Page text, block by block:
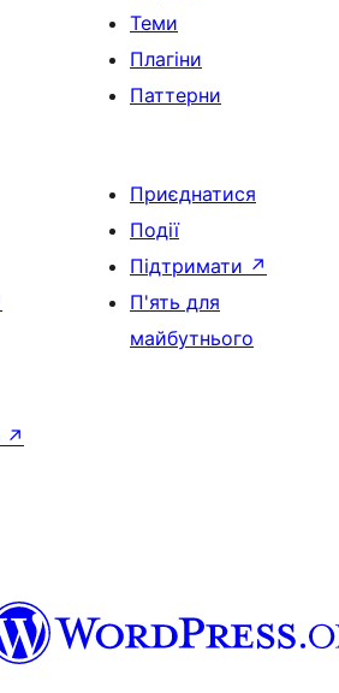
Теми
Плагіни
Паттерни
Приєднатися
Події
Підтримати ↗
П'ять для
майбутнього
↗